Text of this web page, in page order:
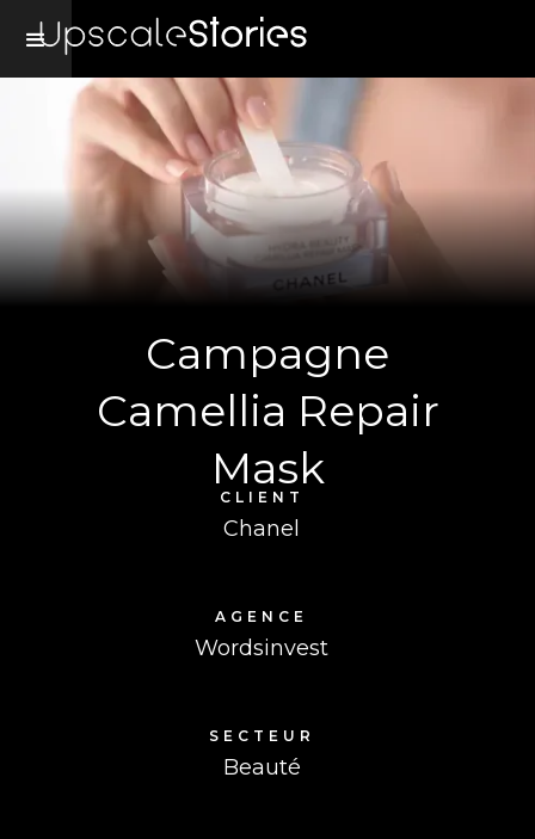
Campagne
Camellia Repair
Mask
CLIENT
Chanel
AGENCE
Wordsinvest
SECTEUR
Beauté